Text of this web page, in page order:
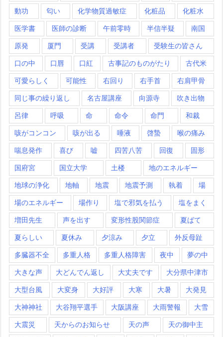
動功 匂い 化学物質過敏症 化粧品 化粧水
医学書 医師の診断 午前零時 半信半疑 南国
原発 厦門 受講 受講者 受験生の皆さん
口の中 口唇 口紅 古事記のものがたり 古代米
可愛らしく 可能性 右回り 右手首 右肩甲骨
同じ事の繰り返し 名古屋講座 向源寺 吹き出物
呂律 呼吸 命 命令 命門 和裁
咳がコンコン 咳が出る 唾液 啓蟄 喉の痛み
喘息発作 喜び 嘘 四苦八苦 回復 固形
国府宮 国立大学 土楼 地のエネルギー
地球の浄化 地軸 地震 地震予測 執着 場
場のエネルギー 場作り 塩で邪気を払う 塩をまく
増田先生 声を出す 変形性股関節症 夏ばて
夏らしい 夏休み 夕涼み 夕立 外反母趾
多臓器不全 多重人格 多重人格障害 夜中 夢の中
大きな声 大どんでん返し 大丈夫です 大分県中津市
大型台風 大変身 大好評 大寒 大暑 大発見
大神神社 大谷翔平選手 大阪講座 大雨警報 大雪
大震災 天からのお知らせ 天の声 天の御中主